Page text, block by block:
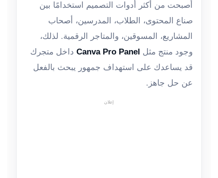
أصبحت من أكثر أدوات التصميم استخدامًا بين
صناع المحتوى، الطلاب، المدرسين، أصحاب
المشاريع، المسوقين، والمتاجر الرقمية. لذلك،
وجود منتج مثل Canva Pro Panel داخل متجرك
قد يساعدك على استهداف جمهور يبحث بالفعل
عن حل جاهز.
إعلان